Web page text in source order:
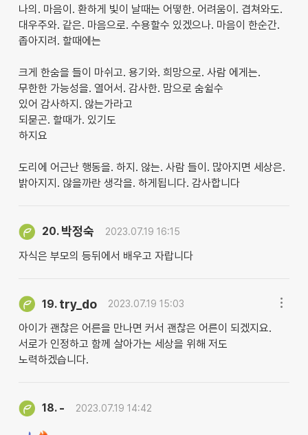
나의. 마음이. 환하게 빛이 날때는 어떻한. 어려움이. 겹쳐와도.
대우주와. 같은. 마음으로. 수용할수 있겠으나. 마음이 한순간.
좁아지려. 할때에는
크게 한숨을 들이 마쉬고. 용기와. 희망으로. 사람 에게는.
무한한 가능성을. 열어서. 감사한. 맘으로 숨쉴수
있어 감사하지. 않는가라고
되묻곤. 할때가. 있기도
하지요
도리에 어근난 행동을. 하지. 않는. 사람 들이. 많아지면 세상은.
밝아지지. 않을까란 생각을. 하게됩니다. 감사합니다
20. 박정숙 2023.07.19 16:15
자식은 부모의 등뒤에서 배우고 자랍니다
19. try_do 2023.07.19 15:03
아이가 괜찮은 어른을 만나면 커서 괜찮은 어른이 되겠지요.
서로가 인정하고 함께 살아가는 세상을 위해 저도
노력하겠습니다.
18. - 2023.07.19 14:42